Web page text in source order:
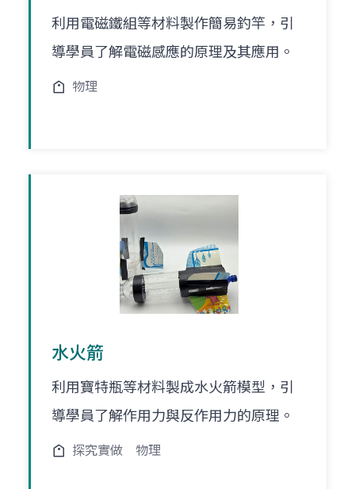
利用電磁鐵組等材料製作簡易釣竿，引
導學員了解電磁感應的原理及其應用。
物理
水火箭
利用寶特瓶等材料製成水火箭模型，引
導學員了解作用力與反作用力的原理。
探究實做 物理